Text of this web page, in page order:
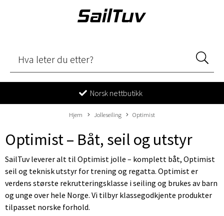
Norsk nettbutikk
Hjem Jolleseiling Optimist
Optimist – Båt, seil og utstyr
SailTuv leverer alt til Optimist jolle – komplett båt, Optimist
seil og teknisk utstyr for trening og regatta. Optimist er
verdens største rekrutteringsklasse i seiling og brukes av barn
og unge over hele Norge. Vi tilbyr klassegodkjente produkter
tilpasset norske forhold.